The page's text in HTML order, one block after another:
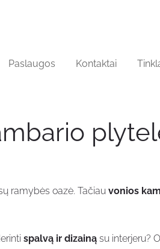
Paslaugos Kontaktai
ramybės oazė. Tačiau vonios
spalvą ir dizainą su interjeru?